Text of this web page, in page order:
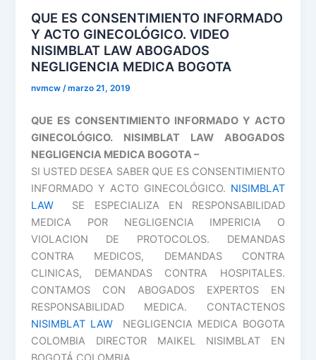
QUE ES CONSENTIMIENTO INFORMADO
Y ACTO GINECOLÓGICO. VIDEO
NISIMBLAT LAW ABOGADOS
NEGLIGENCIA MEDICA BOGOTA
nvmcw /marzo 21, 2019
QUE ES CONSENTIMIENTO INFORMADO Y ACTO
GINECOLÓGICO. NISIMBLAT LAW ABOGADOS
NEGLIGENCIA MEDICA BOGOTA –
SI USTED DESEA SABER QUE ES CONSENTIMIENTO
INFORMADO Y ACTO GINECOLÓGICO. NISIMBLAT
LAW SE ESPECIALIZA EN RESPONSABILIDAD
MEDICA POR NEGLIGENCIA IMPERICIA O
VIOLACION DE PROTOCOLOS. DEMANDAS
CONTRA MEDICOS, DEMANDAS CONTRA
CLINICAS, DEMANDAS CONTRA HOSPITALES.
CONTAMOS CON ABOGADOS EXPERTOS EN
RESPONSABILIDAD MEDICA. CONTACTENOS
NISIMBLAT LAW NEGLIGENCIA MEDICA BOGOTA
COLOMBIA DIRECTOR MAIKEL NISIMBLAT EN